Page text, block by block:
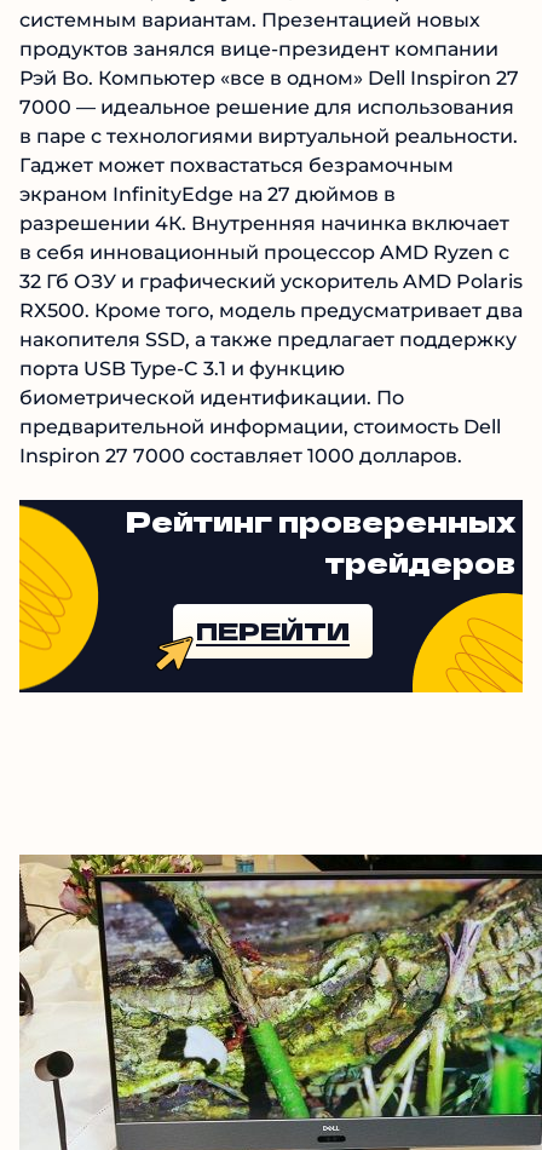
системным вариантам. Презентацией новых
продуктов занялся вице-президент компании
Рэй Во. Компьютер «все в одном» Dell Inspiron 27
7000 — идеальное решение для использования
в паре с технологиями виртуальной реальности.
Гаджет может похвастаться безрамочным
экраном InfinityEdge на 27 дюймов в
разрешении 4К. Внутренняя начинка включает
в себя инновационный процессор AMD Ryzen с
32 Гб ОЗУ и графический ускоритель AMD Polaris
RX500. Кроме того, модель предусматривает два
накопителя SSD, а также предлагает поддержку
порта USB Type-C 3.1 и функцию
биометрической идентификации. По
предварительной информации, стоимость Dell
Inspiron 27 7000 составляет 1000 долларов.
Рейтинг проверенных
трейдеров
ПЕРЕЙТИ